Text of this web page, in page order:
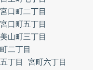
宮口町二丁目
宮口町五丁目
美山町三丁目
二丁目
丁目
宮町六丁目